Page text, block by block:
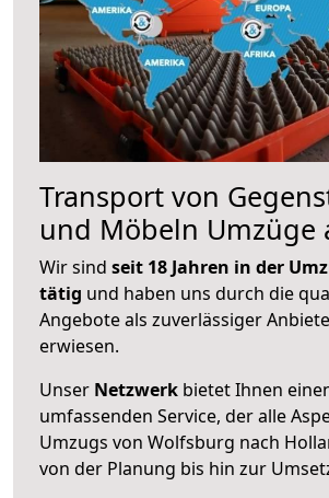
Transport von
und Möbeln Umzüge
Wir sind seit 18 Jahren in der
tätig und haben uns durch die
Angebote als zuverlässiger
erwiesen.
Unser Netzwerk bietet Ihnen
umfassenden Service, der alle
Umzugs von Wolfsburg nach
von der Planung bis hin zur